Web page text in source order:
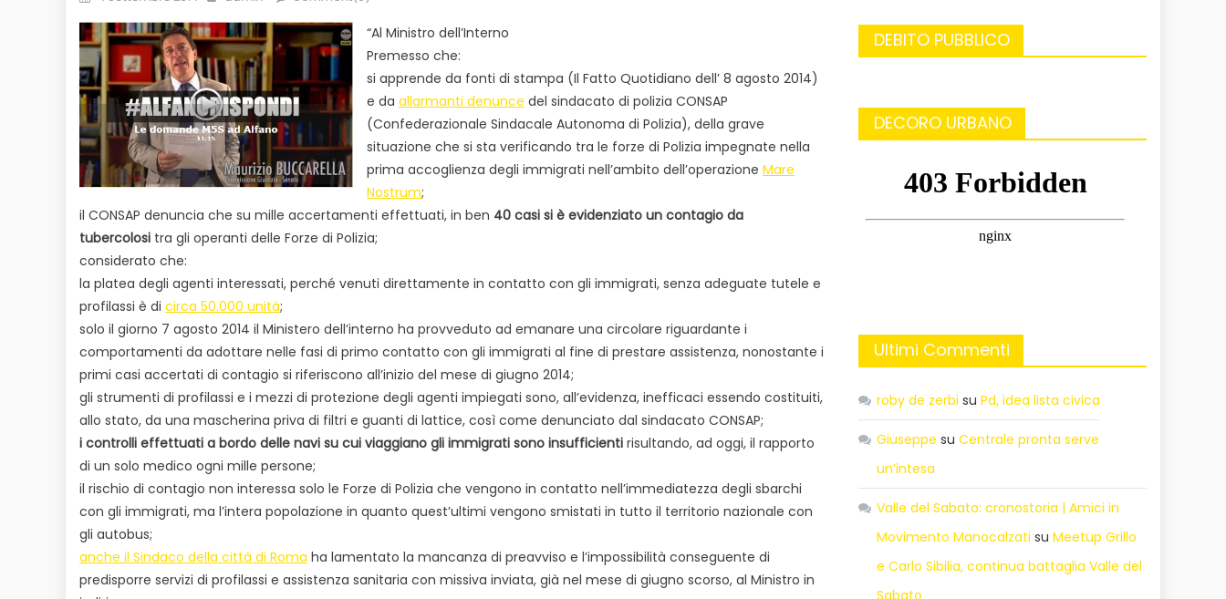
“Al Ministro dell’Interno
Premesso che:
si apprende da fonti di stampa (Il Fatto Quotidiano dell’ 8 agosto 2014)
e da allarmanti denunce del sindacato di polizia CONSAP
(Confederazionale Sindacale Autonoma di Polizia), della grave
situazione che si sta verificando tra le forze di Polizia impegnate nella
prima accoglienza degli immigrati nell’ambito dell’operazione Mare
Nostrum;
il CONSAP denuncia che su mille accertamenti effettuati, in ben 40 casi si è evidenziato un contagio da
tubercolosi tra gli operanti delle Forze di Polizia;
considerato che:
la platea degli agenti interessati, perché venuti direttamente in contatto con gli immigrati, senza adeguate tutele e
profilassi è di circa 50.000 unità;
solo il giorno 7 agosto 2014 il Ministero dell’interno ha provveduto ad emanare una circolare riguardante i
comportamenti da adottare nelle fasi di primo contatto con gli immigrati al fine di prestare assistenza, nonostante i
primi casi accertati di contagio si riferiscono all’inizio del mese di giugno 2014;
gli strumenti di profilassi e i mezzi di protezione degli agenti impiegati sono, all’evidenza, inefficaci essendo costituiti,
allo stato, da una mascherina priva di filtri e guanti di lattice, così come denunciato dal sindacato CONSAP;
i controlli effettuati a bordo delle navi su cui viaggiano gli immigrati sono insufficienti risultando, ad oggi, il rapporto
di un solo medico ogni mille persone;
il rischio di contagio non interessa solo le Forze di Polizia che vengono in contatto nell’immediatezza degli sbarchi
con gli immigrati, ma l’intera popolazione in quanto quest’ultimi vengono smistati in tutto il territorio nazionale con
gli autobus;
anche il Sindaco della città di Roma ha lamentato la mancanza di preavviso e l’impossibilità conseguente di
predisporre servizi di profilassi e assistenza sanitaria con missiva inviata, già nel mese di giugno scorso, al Ministro in
DEBITO PUBBLICO
DECORO URBANO
Ultimi Commenti
roby de zerbi suPd, idea lista civica
Giuseppe suCentrale pronta serve
un’intesa
Valle del Sabato: cronostoria | Amici in
Movimento Manocalzati suMeetup Grillo
e Carlo Sibilia, continua battaglia Valle del
Sabato